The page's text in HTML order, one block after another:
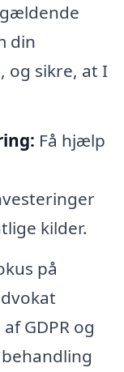
din
og sikre, at I
Få hjælp
kilder.
på
GDPR og